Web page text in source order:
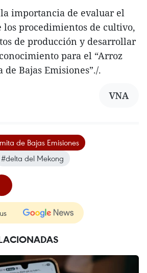
importancia de evaluar el
procedimientos de cultivo,
de producción y desarrollar
para el “Arroz
Bajas Emisiones”./.
VNA
de Bajas Emisiones
#delta del Mekong